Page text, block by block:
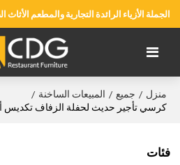
الجملة الأزياء الرائدة التجارية والمطعم
منزل / جميع / المبيعات الساخنة /
كرسي تأجير حديث لحفلة الزفاف تكديس
فئات